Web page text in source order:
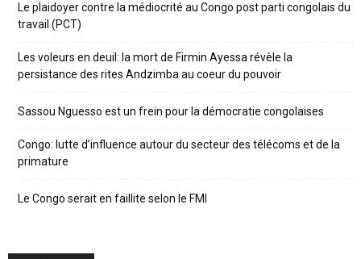
Le plaidoyer contre la médiocrité au Congo post parti congolais du
travail (PCT)
Les voleurs en deuil: la mort de Firmin Ayessa révèle la
persistance des rites Andzimba au coeur du pouvoir
Sassou Nguesso est un frein pour la démocratie congolaises
Congo: lutte d’influence autour du secteur des télécoms et de la
primature
Le Congo serait en faillite selon le FMI